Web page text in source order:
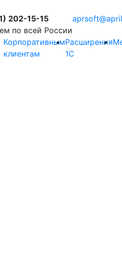
202-15-15
по всей России
Корпоративным
клиентам
Расширения
1С